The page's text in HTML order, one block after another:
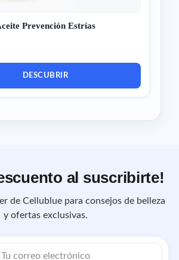
Prevención Estrías
DESCUBRIR
al suscribirte!
de Cellublue para consejos de belleza
y ofertas exclusivas.
Correo
electrónico